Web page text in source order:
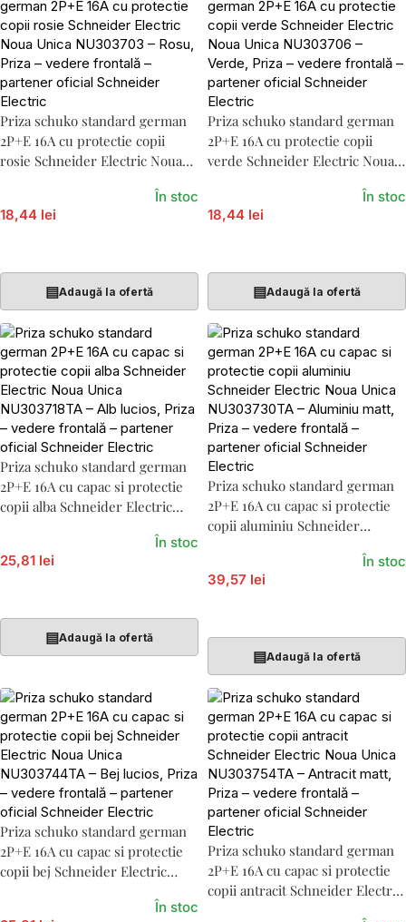
Priza schuko standard german
2P+E 16A cu protectie copii
rosie Schneider Electric Noua
18,44 lei
În stoc
▤Adaugă la ofertă
Priza schuko standard german
2P+E 16A cu protectie copii
verde Schneider Electric Noua
18,44 lei
În stoc
▤Adaugă la ofertă
Priza schuko standard german
2P+E 16A cu capac si protectie
copii alba Schneider Electric
25,81 lei
În stoc
▤Adaugă la ofertă
Priza schuko standard german
2P+E 16A cu capac si protectie
copii aluminiu Schneider
39,57 lei
În stoc
▤Adaugă la ofertă
Priza schuko standard german
2P+E 16A cu capac si protectie
copii bej Schneider Electric
În stoc
Priza schuko standard german
2P+E 16A cu capac si protectie
copii antracit Schneider Electric